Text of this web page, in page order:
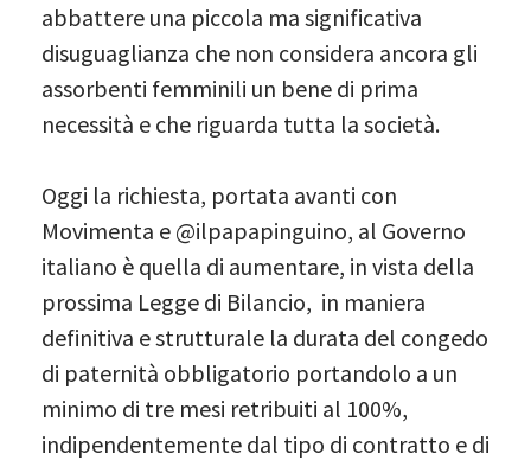
abbattere una piccola ma significativa
disuguaglianza che non considera ancora gli
assorbenti femminili un bene di prima
necessità e che riguarda tutta la società.
Oggi la richiesta, portata avanti con
Movimenta e @ilpapapinguino, al Governo
italiano è quella di aumentare, in vista della
prossima Legge di Bilancio, in maniera
definitiva e strutturale la durata del congedo
di paternità obbligatorio portandolo a un
minimo di tre mesi retribuiti al 100%,
indipendentemente dal tipo di contratto e di